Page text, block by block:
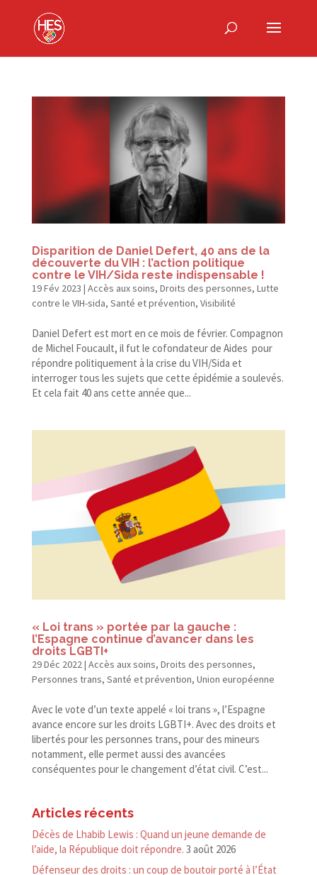
Disparition de Daniel Defert, 40 ans de la
découverte du VIH : l’action politique
contre le VIH/​Sida reste indispensable !
19 Fév 2023 | Accès aux soins, Droits des personnes, Lutte
contre le VIH-sida, Santé et prévention, Visibilité
Daniel Defert est mort en ce mois de février. Compagnon
de Michel Foucault, il fut le cofondateur de Aides pour
répondre politiquement à la crise du VIH/​Sida et
interroger tous les sujets que cette épidémie a soulevés.
Et cela fait 40 ans cette année que...
« Loi trans » portée par la gauche :
l’Espagne continue d’avancer dans les
droits LGBTI+
29 Déc 2022| Accès aux soins, Droits des personnes,
Personnes trans, Santé et prévention, Union européenne
Avec le vote d’un texte appelé « loi trans », l’Espagne
avance encore sur les droits LGBTI+. Avec des droits et
libertés pour les personnes trans, pour des mineurs
notamment, elle permet aussi des avancées
conséquentes pour le changement d’état civil. C’est...
Articles récents
Décès de Lhabib Lewis : Quand un jeune demande de
l’aide, la République doit répondre. 3 août 2026
Défenseur des droits : un coup de boutoir porté à l’État